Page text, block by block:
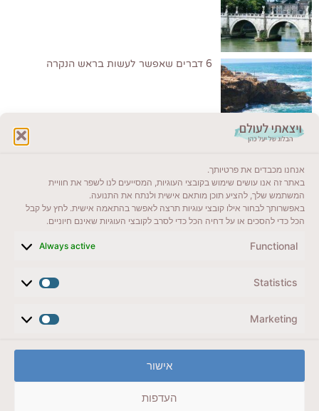
אנחנו מכבדים את פרטיותך.
באתר זה אנו עושים שימוש בקובצי העוגיות, המסייעים לנו לשפר את חוויית
המשתמש שלך, להציע תוכן מותאם אישית ולנתח את התנועה.
באפשרותך לבחור אילו קובצי עוגיות תרצה לאפשר בהתאמה אישית. לחץ על קבל
הכל כדי להסכים או על דחיה הכל כדי לסרב לקובצי העוגיות שאינם חיוניים.
Functional
Always active
Statistics
Marketing
אישור
העדפות
6 דברים שאפשר לעשות בראש הנקרה
ייעדים מומלצים
מדריכים ועזרים
לשליחת הודעת וואטסאפ
veyatsati.laolam@gmail.com
מדיניות פרטיות // תנאי שימוש באתר